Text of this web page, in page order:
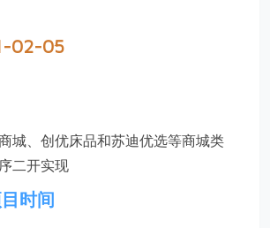
02-05
城、创优床品和苏迪优选等商城类
二开实现
时间